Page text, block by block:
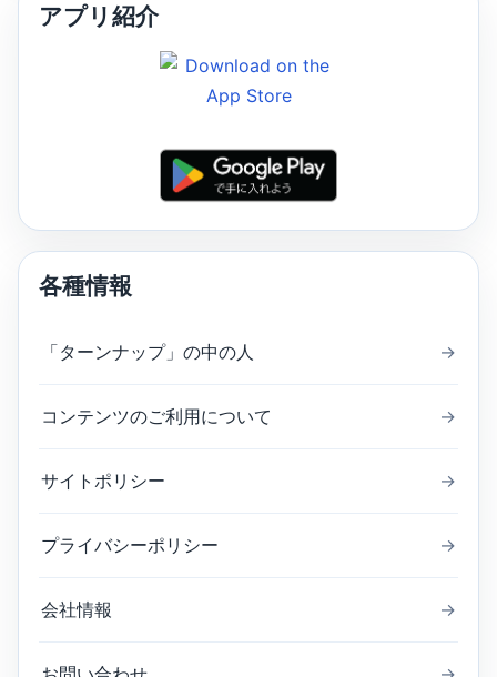
アプリ紹介
各種情報
「ターンナップ」の中の人 →
コンテンツのご利用について →
サイトポリシー →
プライバシーポリシー →
会社情報 →